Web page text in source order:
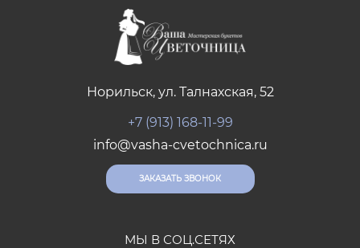
Норильск, ул. Талнахская, 52
+7 (913) 168-11-99
info@vasha-cvetochnica.ru
ЗАКАЗАТЬ ЗВОНОК
МЫ В СОЦ.СЕТЯХ